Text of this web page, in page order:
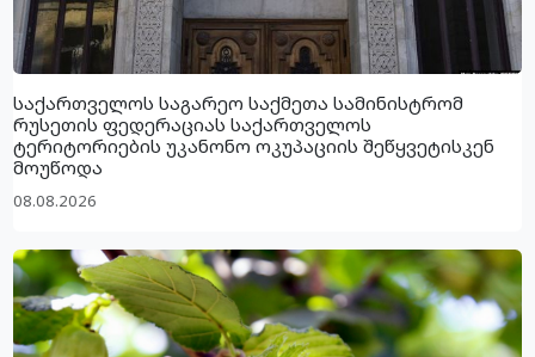
საქართველოს საგარეო საქმეთა სამინისტრომ
რუსეთის ფედერაციას საქართველოს
ტერიტორიების უკანონო ოკუპაციის შეწყვეტისკენ
მოუწოდა
08.08.2026